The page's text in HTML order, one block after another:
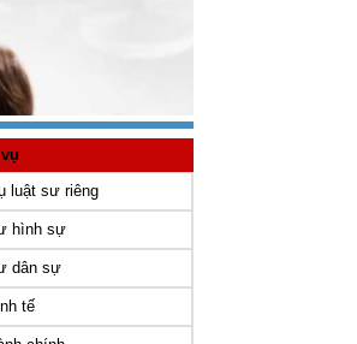
luật sư riêng
hình sự
dân sự
tế